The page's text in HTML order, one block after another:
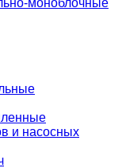
моноблочные
и насосных